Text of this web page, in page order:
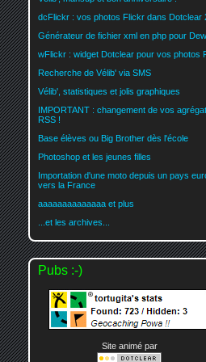
dcFlickr : vos photos Flickr dans Dotclear
Générateur de fichier xml en php pour
wFlickr : widget Dotclear pour vos photos
Recherche de Vélib' via SMS
Vélib', statistiques et jolis graphiques
IMPORTANT : changement de vos
RSS !
Base élèves ou Big Brother dès l'école
Photoshop et les jeunes filles
Importation d'une moto depuis un pays
vers la France
aaaaaaaaaaaaaa et plus
...et les archives...
Pubs :-)
Site animé par